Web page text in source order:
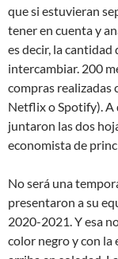
que si estuvieran
tener en cuenta y
es decir, la
intercambiar. 200
compras realizadas
Netflix o Spotify). A
juntaron las dos
economista de
No será una
presentaron a su
2020-2021. Y esa
color negro y con